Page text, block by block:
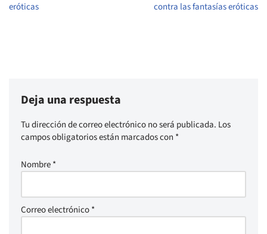
eróticas
contra las fantasías eróticas
Deja una respuesta
Tu dirección de correo electrónico no será publicada. Los
campos obligatorios están marcados con *
Nombre*
Correo electrónico*